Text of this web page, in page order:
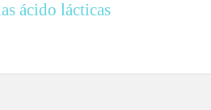
ácido lácticas